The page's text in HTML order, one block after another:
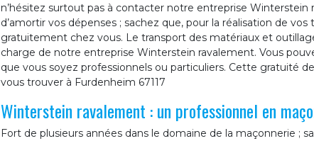
n’hésitez surtout pas à contacter notre entreprise Winterstein
d’amortir vos dépenses ; sachez que, pour la réalisation de vos
gratuitement chez vous. Le transport des matériaux et
charge de notre entreprise Winterstein ravalement. Vous
que vous soyez professionnels ou particuliers. Cette gratuité
vous trouver à Furdenheim 67117
Winterstein ravalement : un professionnel en
Fort de plusieurs années dans le domaine de la maçonnerie ;